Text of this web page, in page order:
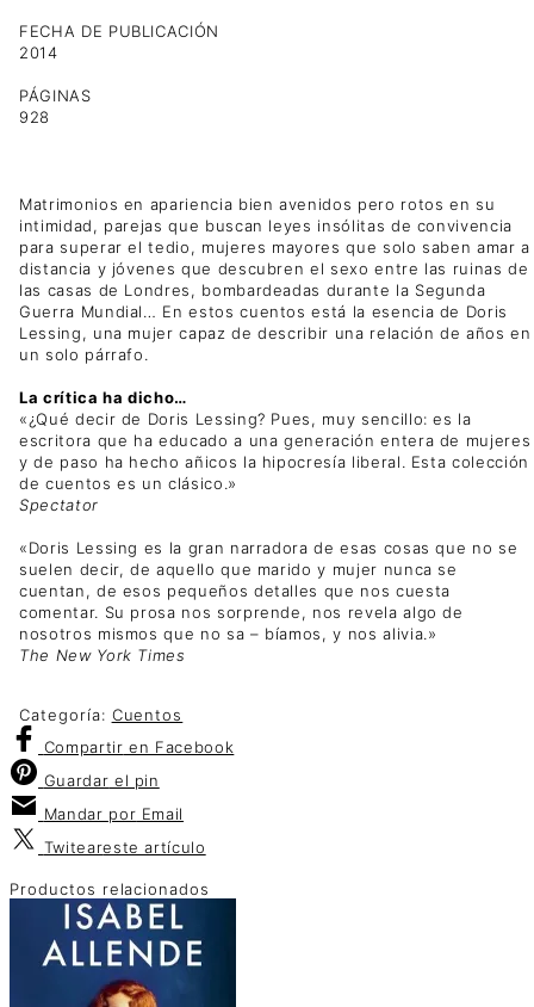
FECHA DE PUBLICACIÓN
2014
PÁGINAS
928
Matrimonios en apariencia bien avenidos pero rotos en su
intimidad, parejas que buscan leyes insólitas de convivencia
para superar el tedio, mujeres mayores que solo saben amar a
distancia y jóvenes que descubren el sexo entre las ruinas de
las casas de Londres, bombardeadas durante la Segunda
Guerra Mundial… En estos cuentos está la esencia de Doris
Lessing, una mujer capaz de describir una relación de años en
un solo párrafo.
La crítica ha dicho…
«¿Qué decir de Doris Lessing? Pues, muy sencillo: es la
escritora que ha educado a una generación entera de mujeres
y de paso ha hecho añicos la hipocresía liberal. Esta colección
de cuentos es un clásico.»
Spectator
«Doris Lessing es la gran narradora de esas cosas que no se
suelen decir, de aquello que marido y mujer nunca se
cuentan, de esos pequeños detalles que nos cuesta
comentar. Su prosa nos sorprende, nos revela algo de
nosotros mismos que no sa – bíamos, y nos alivia.»
The New York Times
Categoría: Cuentos
Compartir en Facebook
Guardar el pin
Mandar por Email
Twiteareste artículo
Productos relacionados